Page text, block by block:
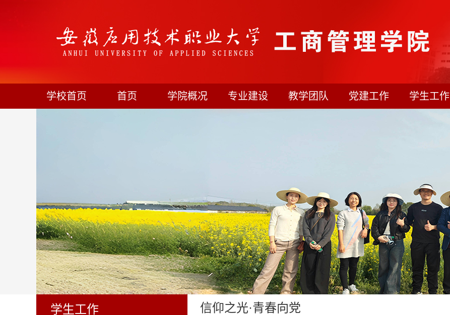
学校首页 首页 学院概况 专业建设 教学团队 党建工作 学生工作
学生工作 信仰之光·青春向党